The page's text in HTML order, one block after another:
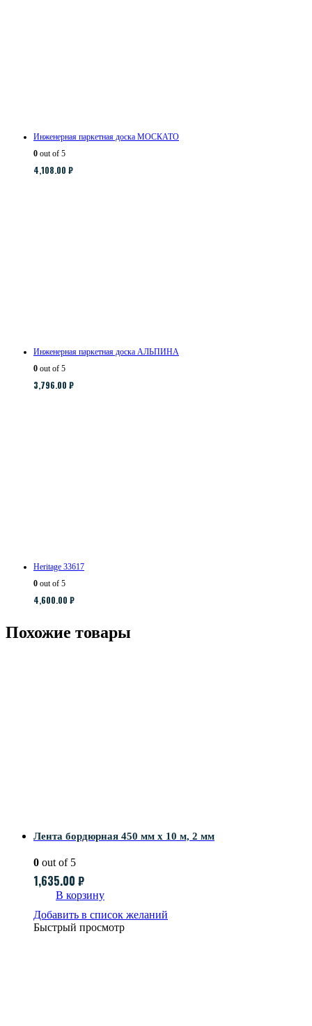
Инженерная паркетная доска МОСКАТО
0 out of 5
4,108.00 ₽
Инженерная паркетная доска АЛЬПИНА
0 out of 5
3,796.00 ₽
Heritage 33617
0 out of 5
4,600.00 ₽
Похожие товары
Лента бордюрная 450 мм x 10 м, 2 мм
0 out of 5
1,635.00 ₽
В корзину
Добавить в список желаний
Быстрый просмотр